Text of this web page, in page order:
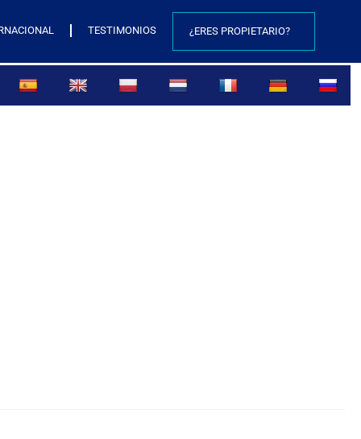
TESTIMONIOS ¿ERES PROPIETARIO?